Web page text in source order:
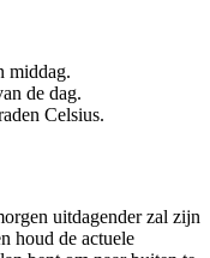
middag.
de dag.
Celsius.
uitdagender zal zijn
houd de actuele